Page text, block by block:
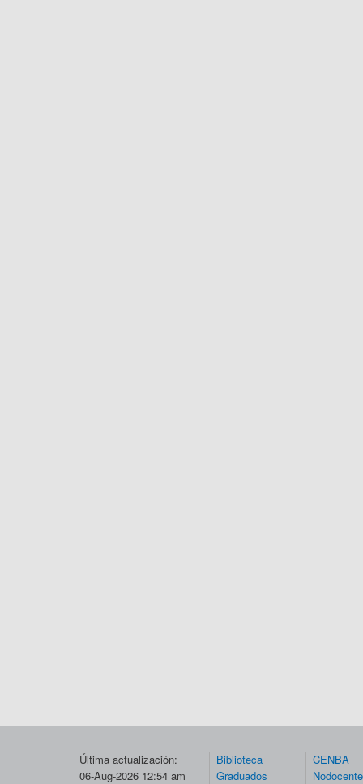
Última actualización:
06-Aug-2026 12:54 am
Biblioteca
Graduados
CENBA